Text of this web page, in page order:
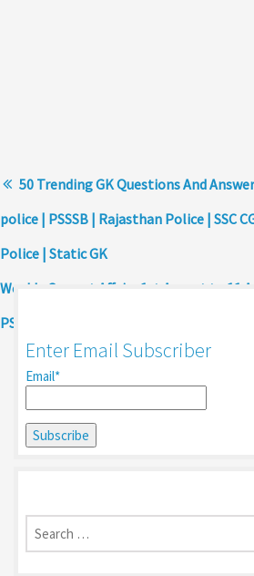
50 Trending GK Questions And
police | PSSSB | Rajasthan Police | SSC
Police | Static GK
Weekly Current Affairs 1st August to 11
PSSSB Exam | Police Exam | RPSC current
Enter Email Subscriber
Email*
Search
for: